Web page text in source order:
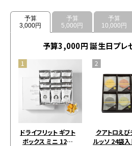
予算
3,000円
予算
5,000円
予算
10,000円
予算3,000円 誕生日プレ
ドライフリット ギフト
ボックス ミニ 12個
クアトロえ
ルッソ 24袋入